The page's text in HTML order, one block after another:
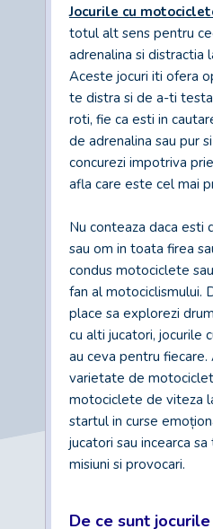
Jocurile cu
totul alt sens pentru
adrenalina si distractia
Aceste jocuri iti ofera
te distra si de a-ti
roti, fie ca esti in
de adrenalina sau pur
concurezi impotriva
afla care este cel mai
Nu conteaza daca esti
sau om in toata firea
condus motociclete
fan al motociclismului.
place sa explorezi
cu alti jucatori, jocurile
au ceva pentru
varietate de
motociclete de viteza
startul in curse
jucatori sau incearca
misiuni si provocari.
De ce sunt